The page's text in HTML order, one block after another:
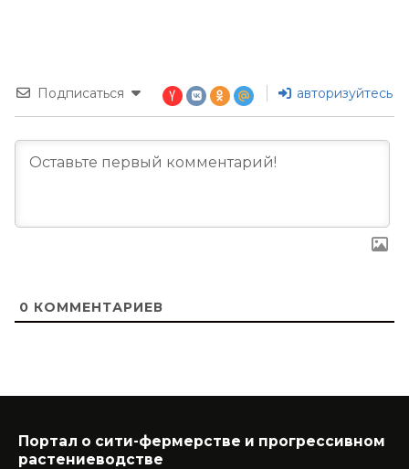
Подписаться авторизуйтесь
0 КОММЕНТАРИЕВ
Портал о сити-фермерстве и прогрессивном
растениеводстве